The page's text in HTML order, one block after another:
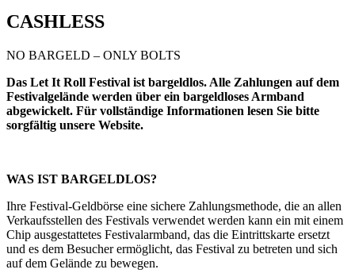
CASHLESS
NO BARGELD – ONLY BOLTS
Das Let It Roll Festival ist bargeldlos. Alle Zahlungen auf dem
Festivalgelände werden über ein bargeldloses Armband
abgewickelt. Für vollständige Informationen lesen Sie bitte
sorgfältig unsere Website.
WAS IST BARGELDLOS?
Ihre Festival-Geldbörse eine sichere Zahlungsmethode, die an allen
Verkaufsstellen des Festivals verwendet werden kann ein mit einem
Chip ausgestattetes Festivalarmband, das die Eintrittskarte ersetzt
und es dem Besucher ermöglicht, das Festival zu betreten und sich
auf dem Gelände zu bewegen.